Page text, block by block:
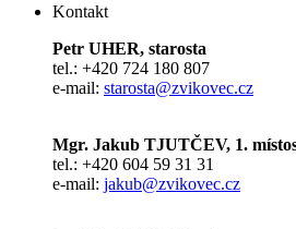
Kontakt
Petr UHER, starosta
tel.: +420 724 180 807
e-mail: starosta@zvikovec.cz
Mgr. Jakub TJUTČEV, 1.
tel.: +420 604 59 31 31
e-mail: jakub@zvikovec.cz